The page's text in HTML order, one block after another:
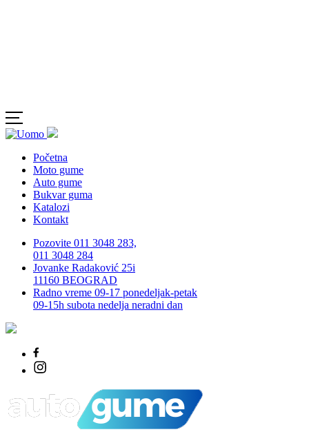
Početna
Moto gume
Auto gume
Bukvar guma
Katalozi
Kontakt
Pozovite 011 3048 283,
011 3048 284
Jovanke Radaković 25i
11160 BEOGRAD
Radno vreme 09-17 ponedeljak-petak
09-15h subota nedelja neradni dan